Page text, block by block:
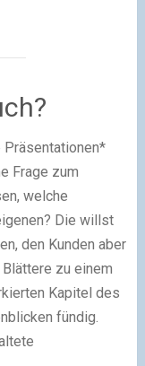
Frage zum
welche
Die willst
den Kunden aber
zu einem
Kapitel des
fündig.